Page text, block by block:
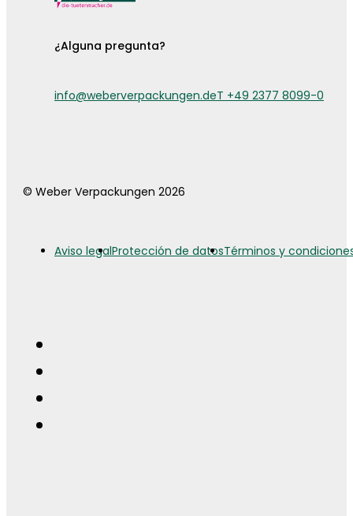
¿Alguna pregunta?
info@weberverpackungen.deT +49 2377 8099-0
© Weber Verpackungen 2026
Aviso legalProtección de datosTérminos y